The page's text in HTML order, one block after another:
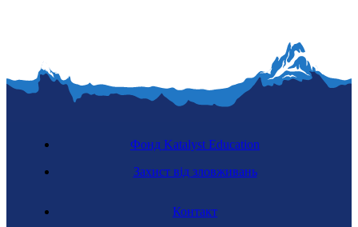
Контакт
Фонд Katalyst Education
Захист від зловживань